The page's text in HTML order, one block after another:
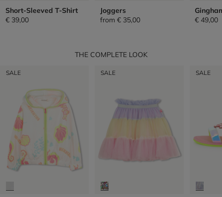
Short-Sleeved T-Shirt
€ 39,00
Joggers
from € 35,00
€ 49,00
THE COMPLETE LOOK
SALE SALE SALE